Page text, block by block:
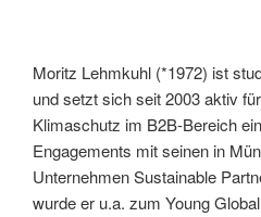
Moritz Lehmkuhl (*1972) ist
und setzt sich seit 2003 aktiv
Klimaschutz im B2B-Bereich
Engagements mit seinen in
Unternehmen Sustainable
wurde er u.a. zum Young